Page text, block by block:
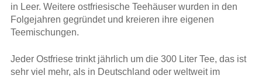
in Leer. Weitere ostfriesische Teehäuser wurden in den
Folgejahren gegründet und kreieren ihre eigenen
Teemischungen.
Jeder Ostfriese trinkt jährlich um die 300 Liter Tee, das ist
sehr viel mehr, als in Deutschland oder weltweit im